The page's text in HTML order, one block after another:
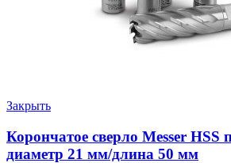
Закрыть
Корончатое сверло Messer HSS
диаметр 21 мм/длина 50 мм